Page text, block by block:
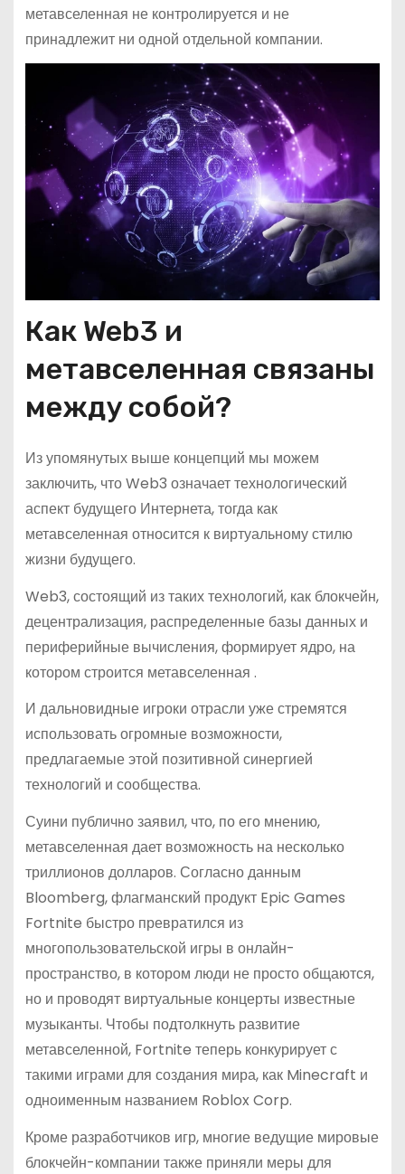
метавселенная не контролируется и не
принадлежит ни одной отдельной компании.
Как Web3 и
метавселенная связаны
между собой?
Из упомянутых выше концепций мы можем
заключить, что Web3 означает технологический
аспект будущего Интернета, тогда как
метавселенная относится к виртуальному стилю
жизни будущего.
Web3, состоящий из таких технологий, как блокчейн,
децентрализация, распределенные базы данных и
периферийные вычисления, формирует ядро, на
котором строится метавселенная .
И дальновидные игроки отрасли уже стремятся
использовать огромные возможности,
предлагаемые этой позитивной синергией
технологий и сообщества.
Суини публично заявил, что, по его мнению,
метавселенная дает возможность на несколько
триллионов долларов. Согласно данным
Bloomberg, флагманский продукт Epic Games
Fortnite быстро превратился из
многопользовательской игры в онлайн-
пространство, в котором люди не просто общаются,
но и проводят виртуальные концерты известные
музыканты. Чтобы подтолкнуть развитие
метавселенной, Fortnite теперь конкурирует с
такими играми для создания мира, как Minecraft и
одноименным названием Roblox Corp.
Кроме разработчиков игр, многие ведущие мировые
блокчейн-компании также приняли меры для